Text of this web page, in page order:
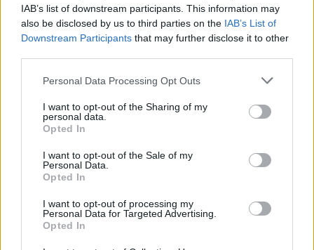
IAB’s list of downstream participants. This information may
also be disclosed by us to third parties on the IAB’s List of
Downstream Participants that may further disclose it to other
Personal Data Processing Opt Outs
I want to opt-out of the Sharing of my
personal data.
Opted In
I want to opt-out of the Sale of my
Personal Data.
Opted In
I want to opt-out of processing my
Personal Data for Targeted Advertising.
Opted In
02:30
Αυξάνονται οι ενδείξεις για ζωή στον Άρη
Ειδικός λέει ποια φυτά να βάλεις στο μπαλκόνι σου το
00:31
το γλυκό αίμα, αλλά οι χημικές ενώσεις που εκπέμπουμε»
Σητεία: Πυρκαγιά στα Αχλάδια - Ολονύχτια μάχη με τις
φλόγες (Βίντεο)
23:55